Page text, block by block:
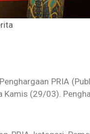
PRIA
(29/03).